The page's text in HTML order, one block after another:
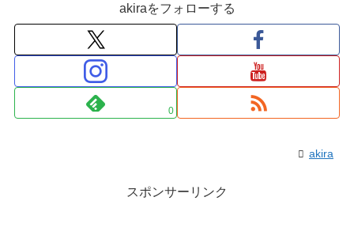
akiraをフォローする
0
akira
スポンサーリンク